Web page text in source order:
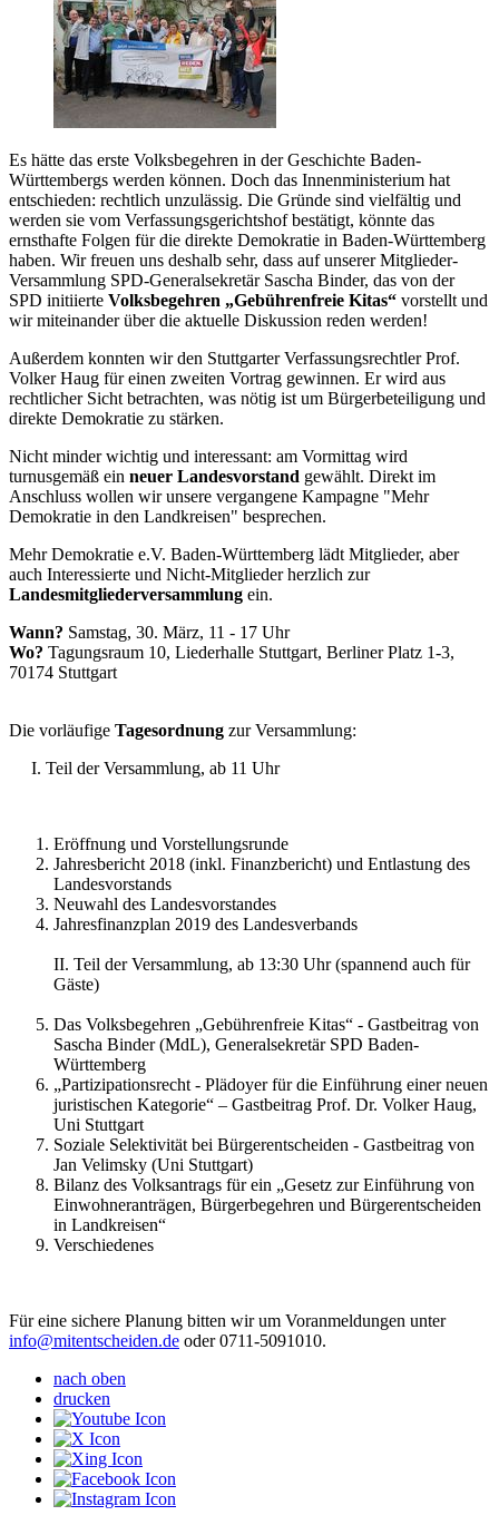
Es hätte das erste Volksbegehren in der Geschichte Baden-
Württembergs werden können. Doch das Innenministerium hat
entschieden: rechtlich unzulässig. Die Gründe sind vielfältig und
werden sie vom Verfassungsgerichtshof bestätigt, könnte das
ernsthafte Folgen für die direkte Demokratie in Baden-Württemberg
haben. Wir freuen uns deshalb sehr, dass auf unserer Mitglieder-
Versammlung SPD-Generalsekretär Sascha Binder, das von der
SPD initiierte Volksbegehren „Gebührenfreie Kitas“ vorstellt und
wir miteinander über die aktuelle Diskussion reden werden!
Außerdem konnten wir den Stuttgarter Verfassungsrechtler Prof.
Volker Haug für einen zweiten Vortrag gewinnen. Er wird aus
rechtlicher Sicht betrachten, was nötig ist um Bürgerbeteiligung und
direkte Demokratie zu stärken.
Nicht minder wichtig und interessant: am Vormittag wird
turnusgemäß ein neuer Landesvorstand gewählt. Direkt im
Anschluss wollen wir unsere vergangene Kampagne "Mehr
Demokratie in den Landkreisen" besprechen.
Mehr Demokratie e.V. Baden-Württemberg lädt Mitglieder, aber
auch Interessierte und Nicht-Mitglieder herzlich zur
Landesmitgliederversammlung ein.
Wann? Samstag, 30. März, 11 - 17 Uhr
Wo? Tagungsraum 10, Liederhalle Stuttgart, Berliner Platz 1-3,
70174 Stuttgart
Die vorläufige Tagesordnung zur Versammlung:
I. Teil der Versammlung, ab 11 Uhr
Eröffnung und Vorstellungsrunde
Jahresbericht 2018 (inkl. Finanzbericht) und Entlastung des
Landesvorstands
Neuwahl des Landesvorstandes
Jahresfinanzplan 2019 des Landesverbands
II. Teil der Versammlung, ab 13:30 Uhr (spannend auch für
Gäste)
Das Volksbegehren „Gebührenfreie Kitas“ - Gastbeitrag von
Sascha Binder (MdL), Generalsekretär SPD Baden-
Württemberg
„Partizipationsrecht - Plädoyer für die Einführung einer neuen
juristischen Kategorie“ – Gastbeitrag Prof. Dr. Volker Haug,
Uni Stuttgart
Soziale Selektivität bei Bürgerentscheiden - Gastbeitrag von
Jan Velimsky (Uni Stuttgart)
Bilanz des Volksantrags für ein „Gesetz zur Einführung von
Einwohneranträgen, Bürgerbegehren und Bürgerentscheiden
in Landkreisen“
Verschiedenes
Für eine sichere Planung bitten wir um Voranmeldungen unter
info@mitentscheiden.de oder 0711-5091010.
nach oben
drucken